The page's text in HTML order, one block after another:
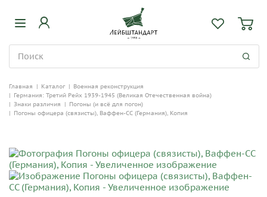
Главная | Каталог | Военная реконструкция
| Германия: Третий Рейх 1939-1945 (Великая Отечественная война)
| Знаки различия | Погоны (и всё для погон)
| Погоны офицера (связисты), Ваффен-СС (Германия), Копия